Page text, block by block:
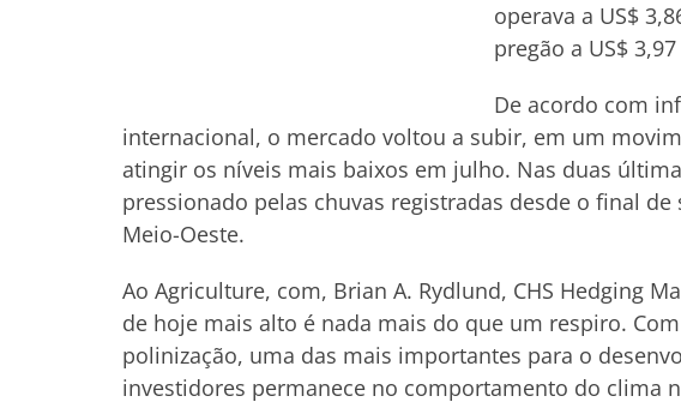
operava a US$
pregão a US$
De acordo com
internacional, o mercado voltou a subir, em um
atingir os níveis mais baixos em julho. Nas duas
pressionado pelas chuvas registradas desde o final
Meio-Oeste.
Ao Agriculture, com, Brian A. Rydlund, CHS Hedging
de hoje mais alto é nada mais do que um respiro.
polinização, uma das mais importantes para o
investidores permanece no comportamento do clima